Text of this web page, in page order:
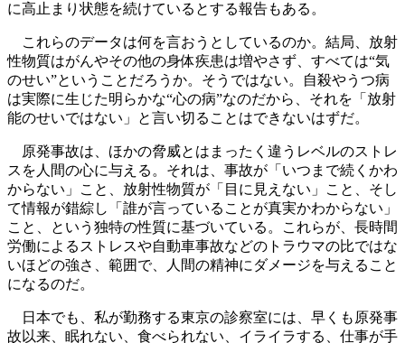
に高止まり状態を続けているとする報告もある。
これらのデータは何を言おうとしているのか。結局、放射
性物質はがんやその他の身体疾患は増やさず、すべては“気
のせい”ということだろうか。そうではない。自殺やうつ病
は実際に生じた明らかな“心の病”なのだから、それを「放射
能のせいではない」と言い切ることはできないはずだ。
原発事故は、ほかの脅威とはまったく違うレベルのストレ
スを人間の心に与える。それは、事故が「いつまで続くかわ
からない」こと、放射性物質が「目に見えない」こと、そし
て情報が錯綜し「誰が言っていることが真実かわからない」
こと、という独特の性質に基づいている。これらが、長時間
労働によるストレスや自動車事故などのトラウマの比ではな
いほどの強さ、範囲で、人間の精神にダメージを与えること
になるのだ。
日本でも、私が勤務する東京の診察室には、早くも原発事
故以来、眠れない、食べられない、イライラする、仕事が手